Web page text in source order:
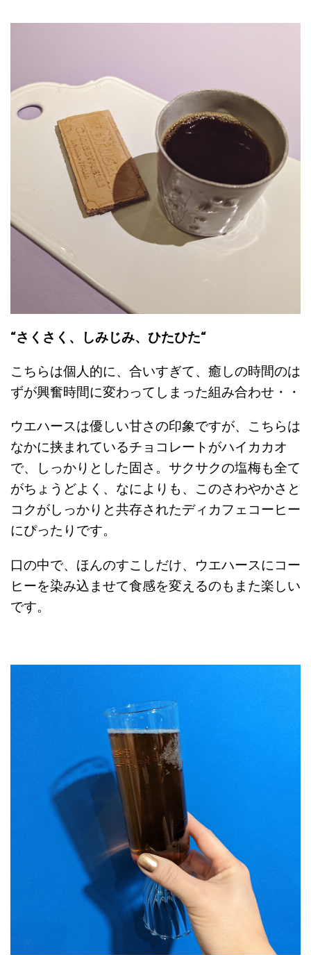
“さくさく、しみじみ、ひたひた“
こちらは個人的に、合いすぎて、癒しの時間のは
ずが興奮時間に変わってしまった組み合わせ・・
ウエハースは優しい甘さの印象ですが、こちらは
なかに挟まれているチョコレートがハイカカオ
で、しっかりとした固さ。サクサクの塩梅も全て
がちょうどよく、なによりも、このさわやかさと
コクがしっかりと共存されたディカフェコーヒー
にぴったりです。
口の中で、ほんのすこしだけ、ウエハースにコー
ヒーを染み込ませて食感を変えるのもまた楽しい
です。